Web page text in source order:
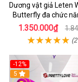
Dương vật giả Leten
Butterfly đa chức
mạnh điều khiển app
1.350.000₫
-12%
5